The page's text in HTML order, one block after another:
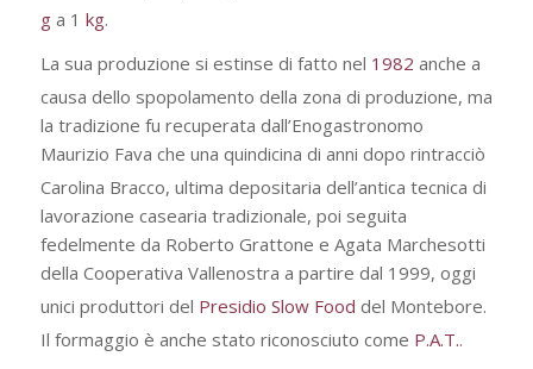
ga 1 kg.
La sua produzione si estinse di fatto nel 1982 anche a
causa dello spopolamento della zona di produzione, ma
la tradizione fu recuperata dall’Enogastronomo
Maurizio Fava che una quindicina di anni dopo rintracciò
Carolina Bracco, ultima depositaria dell’antica tecnica di
lavorazione casearia tradizionale, poi seguita
fedelmente da Roberto Grattone e Agata Marchesotti
della Cooperativa Vallenostra a partire dal 1999, oggi
unici produttori del Presidio Slow Food del Montebore.
Il formaggio è anche stato riconosciuto come P.A.T..